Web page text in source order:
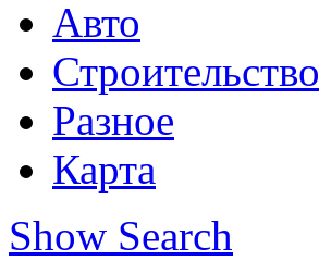
Авто
Строительство
Разное
Карта
Show Search